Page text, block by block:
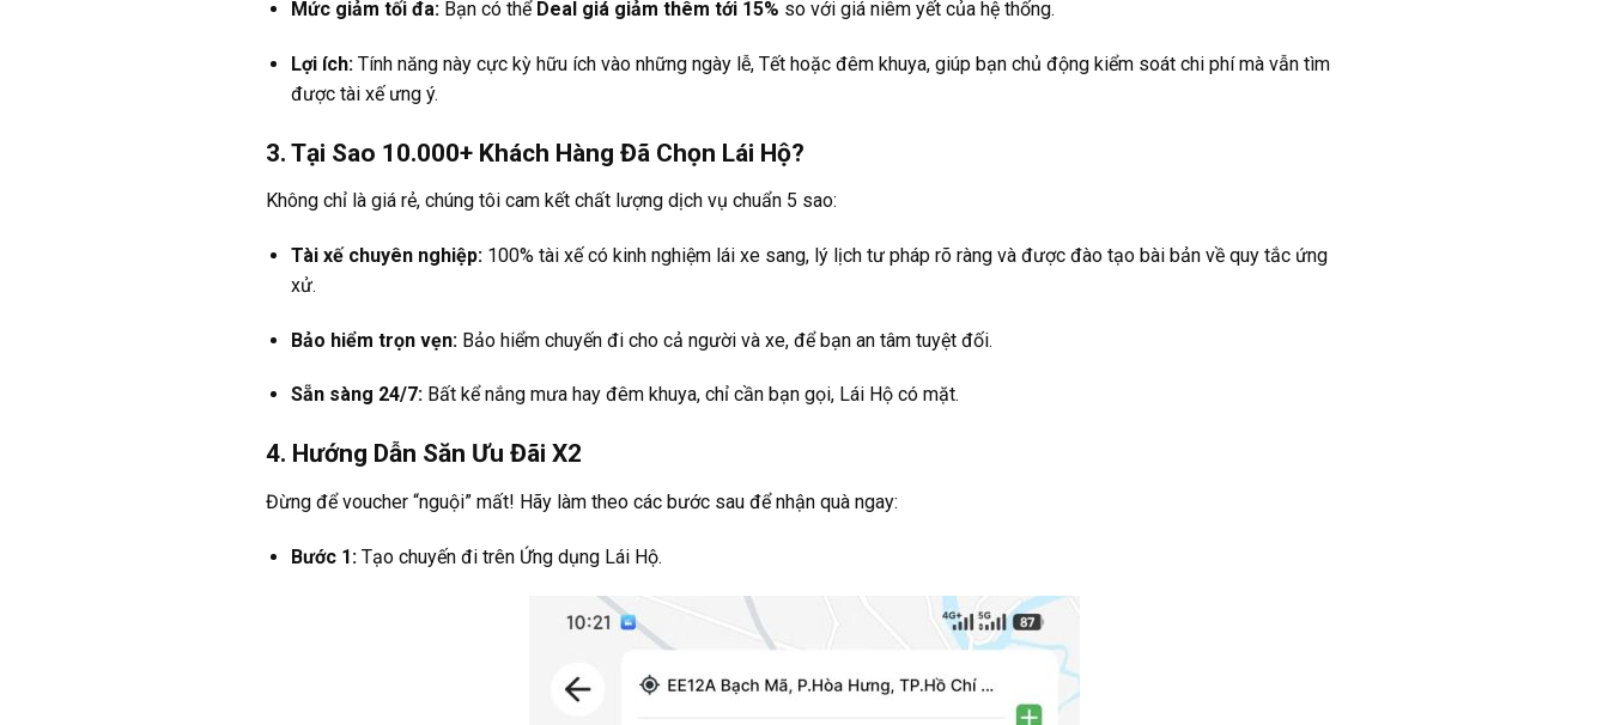
Mức giảm tối đa:Bạn có thể Deal giá giảm thêm tới 15% so với giá niêm yết của hệ thống.
Lợi ích:Tính năng này cực kỳ hữu ích vào những ngày lễ, Tết hoặc đêm khuya, giúp bạn chủ động kiểm soát chi phí mà vẫn tìm
được tài xế ưng ý.
3. Tại Sao 10.000+ Khách Hàng Đã Chọn Lái Hộ?
Không chỉ là giá rẻ, chúng tôi cam kết chất lượng dịch vụ chuẩn 5 sao:
Tài xế chuyên nghiệp:100% tài xế có kinh nghiệm lái xe sang, lý lịch tư pháp rõ ràng và được đào tạo bài bản về quy tắc ứng
xử.
Bảo hiểm trọn vẹn:Bảo hiểm chuyến đi cho cả người và xe, để bạn an tâm tuyệt đối.
Sẵn sàng 24/7:Bất kể nắng mưa hay đêm khuya, chỉ cần bạn gọi, Lái Hộ có mặt.
4. Hướng Dẫn Săn Ưu Đãi X2
Đừng để voucher “nguội” mất! Hãy làm theo các bước sau để nhận quà ngay:
Bước 1:Tạo chuyến đi trên Ứng dụng Lái Hộ.